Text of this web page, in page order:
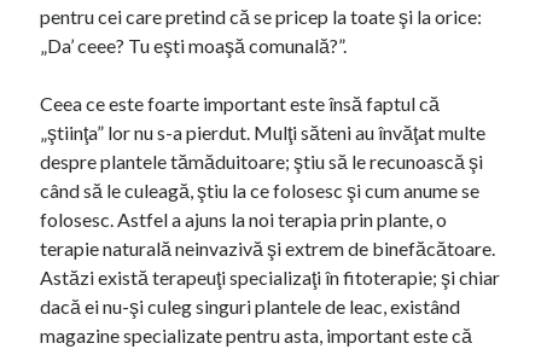
pentru cei care pretind că se pricep la toate şi la orice:
„Da’ ceee? Tu eşti moaşă comunală?”.
Ceea ce este foarte important este însă faptul că
„ştiinţa” lor nu s-a pierdut. Mulţi săteni au învăţat multe
despre plantele tămăduitoare; ştiu să le recunoască şi
când să le culeagă, ştiu la ce folosesc şi cum anume se
folosesc. Astfel a ajuns la noi terapia prin plante, o
terapie naturală neinvazivă şi extrem de binefăcătoare.
Astăzi există terapeuţi specializaţi în fitoterapie; şi chiar
dacă ei nu-şi culeg singuri plantele de leac, existând
magazine specializate pentru asta, important este că